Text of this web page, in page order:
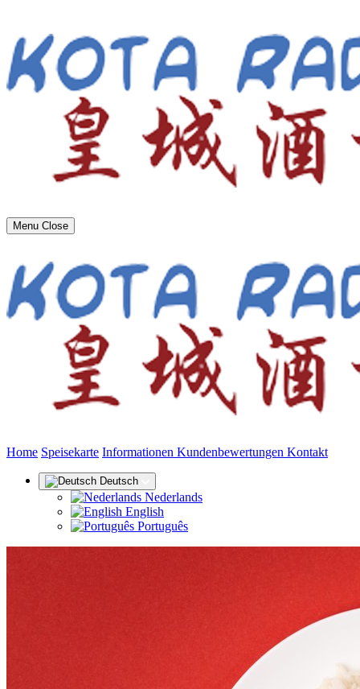
Menu Close
Home Speisekarte Informationen Kundenbewertungen Kontakt
Deutsch
Nederlands
English
Português